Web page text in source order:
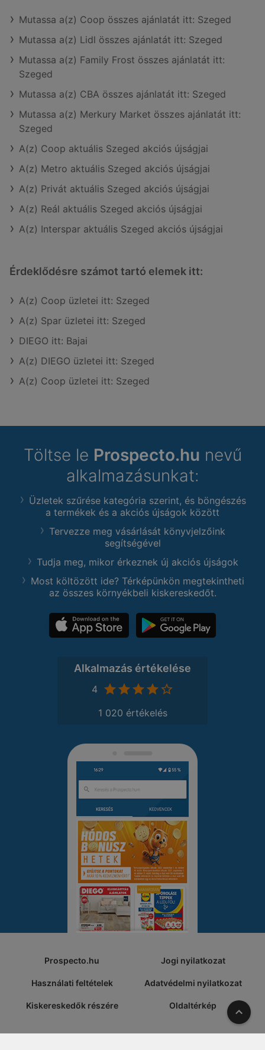
Mutassa a(z) Coop összes ajánlatát itt: Szeged
Mutassa a(z) Lidl összes ajánlatát itt: Szeged
Mutassa a(z) Family Frost összes ajánlatát itt:
Szeged
Mutassa a(z) CBA összes ajánlatát itt: Szeged
Mutassa a(z) Merkury Market összes ajánlatát itt:
Szeged
A(z) Coop aktuális Szeged akciós újságjai
A(z) Metro aktuális Szeged akciós újságjai
A(z) Privát aktuális Szeged akciós újságjai
A(z) Reál aktuális Szeged akciós újságjai
A(z) Interspar aktuális Szeged akciós újságjai
Érdeklődésre számot tartó elemek itt:
A(z) Coop üzletei itt: Szeged
A(z) Spar üzletei itt: Szeged
DIEGO itt: Bajai
A(z) DIEGO üzletei itt: Szeged
A(z) Coop üzletei itt: Szeged
Töltse le Prospecto.hu nevű
alkalmazásunkat:
Üzletek szűrése kategória szerint, és böngészés
a termékek és a akciós újságok között
Tervezze meg vásárlását könyvjelzőink
segítségével
Tudja meg, mikor érkeznek új akciós újságok
Most költözött ide? Térképünkön megtekintheti
az összes környékbeli kiskereskedőt.
Alkalmazás értékelése
4
1 020 értékelés
Prospecto.hu Jogi nyilatkozat
Használati feltételek Adatvédelmi nyilatkozat
Kiskereskedők részére Oldaltérkép A